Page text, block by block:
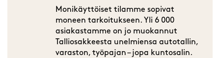
Monikäyttöiset tilamme sopivat
moneen tarkoitukseen. Yli 6 000
asiakastamme on jo muokannut
Talliosakkeesta unelmiensa autotallin,
varaston, työpajan – jopa kuntosalin.